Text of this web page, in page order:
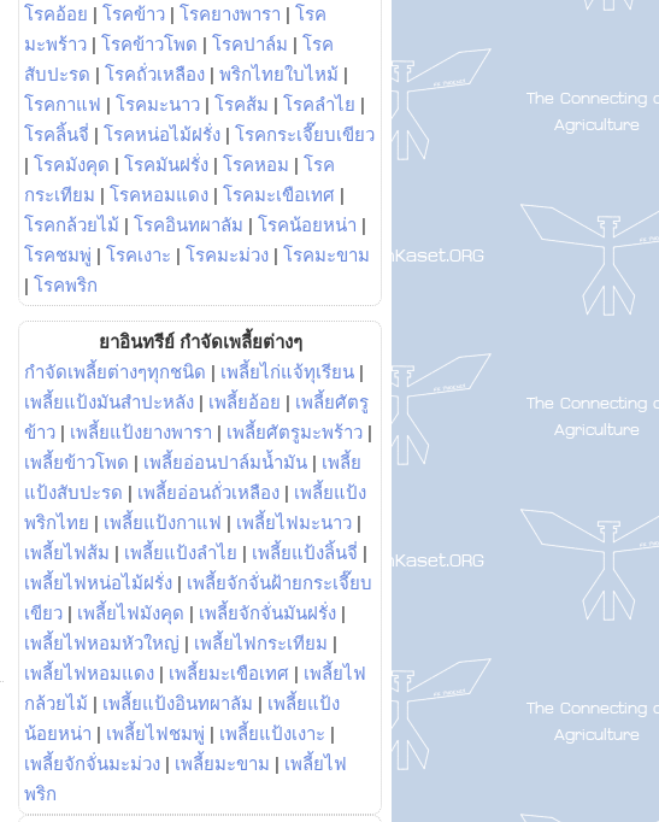
โรคอ้อย | โรคข้าว | โรคยางพารา | โรค
มะพร้าว | โรคข้าวโพด | โรคปาล์ม | โรค
สับปะรด | โรคถั่วเหลือง | พริกไทยใบไหม้ |
โรคกาแฟ | โรคมะนาว | โรคส้ม | โรคลำไย |
โรคลิ้นจี่ | โรคหน่อไม้ฝรั่ง | โรคกระเจี๊ยบเขียว
| โรคมังคุด | โรคมันฝรั่ง | โรคหอม | โรค
กระเทียม | โรคหอมแดง | โรคมะเขือเทศ |
โรคกล้วยไม้ | โรคอินทผาลัม | โรคน้อยหน่า |
โรคชมพู่ | โรคเงาะ | โรคมะม่วง | โรคมะขาม
| โรคพริก
ยาอินทรีย์ กำจัดเพลี้ยต่างๆ
กำจัดเพลี้ยต่างๆทุกชนิด | เพลี้ยไก่แจ้ทุเรียน |
เพลี้ยแป้งมันสำปะหลัง | เพลี้ยอ้อย | เพลี้ยศัตรู
ข้าว | เพลี้ยแป้งยางพารา | เพลี้ยศัตรูมะพร้าว |
เพลี้ยข้าวโพด | เพลี้ยอ่อนปาล์มน้ำมัน | เพลี้ย
แป้งสับปะรด | เพลี้ยอ่อนถั่วเหลือง | เพลี้ยแป้ง
พริกไทย | เพลี้ยแป้งกาแฟ | เพลี้ยไฟมะนาว |
เพลี้ยไฟส้ม | เพลี้ยแป้งลำไย | เพลี้ยแป้งลิ้นจี่ |
เพลี้ยไฟหน่อไม้ฝรั่ง | เพลี้ยจักจั่นฝ้ายกระเจี๊ยบ
เขียว | เพลี้ยไฟมังคุด | เพลี้ยจักจั่นมันฝรั่ง |
เพลี้ยไฟหอมหัวใหญ่ | เพลี้ยไฟกระเทียม |
เพลี้ยไฟหอมแดง | เพลี้ยมะเขือเทศ | เพลี้ยไฟ
กล้วยไม้ | เพลี้ยแป้งอินทผาลัม | เพลี้ยแป้ง
น้อยหน่า | เพลี้ยไฟชมพู่ | เพลี้ยแป้งเงาะ |
เพลี้ยจักจั่นมะม่วง | เพลี้ยมะขาม | เพลี้ยไฟ
พริก